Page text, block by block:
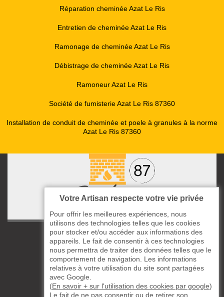
Réparation cheminée Azat Le Ris
Entretien de cheminée Azat Le Ris
Ramonage de cheminée Azat Le Ris
Débistrage de cheminée Azat Le Ris
Ramoneur Azat Le Ris
Société de fumisterie Azat Le Ris 87360
Installation de conduit de cheminée et poele à granules à la norme
Azat Le Ris 87360
ccas le Bourg
87220 Boisseuil
05 33 06 14 49
06 37 57 44 80
Votre Artisan respecte votre vie privée
Pour offrir les meilleures expériences, nous
utilisons des technologies telles que les cookies
pour stocker et/ou accéder aux informations des
appareils. Le fait de consentir à ces technologies
nous permettra de traiter des données telles que le
comportement de navigation. Les informations
relatives à votre utilisation du site sont partagées
avec Google.
(En savoir + sur l'utilisation des cookies par google)
Le fait de ne pas consentir ou de retirer son